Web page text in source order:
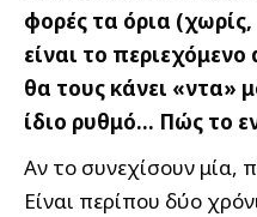
φορές τα όρια (χωρίς,
είναι το
θα τους κάνει «ντα»
ίδιο ρυθμό… Πώς το
Αν το συνεχίσουν μία,
Είναι περίπου δύο